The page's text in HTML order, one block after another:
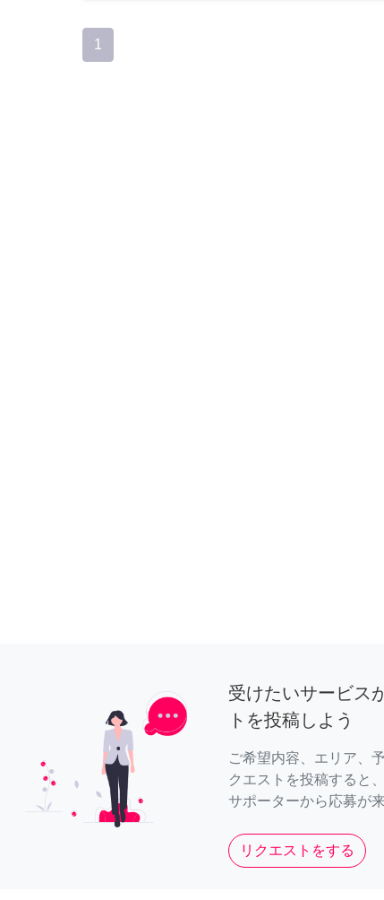
1
受けたいサービス
トを投稿しよう
ご希望内容、エリア、
クエストを投稿すると
サポーターから応募が
リクエストをする